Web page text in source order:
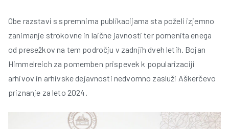
Obe razstavi s spremnima publikacijama sta poželi izjemno
zanimanje strokovne in laične javnosti ter pomenita enega
od presežkov na tem področju v zadnjih dveh letih. Bojan
Himmelreich za pomemben prispevek k popularizaciji
arhivov in arhivske dejavnosti nedvomno zasluži Aškerčevo
priznanje za leto 2024.